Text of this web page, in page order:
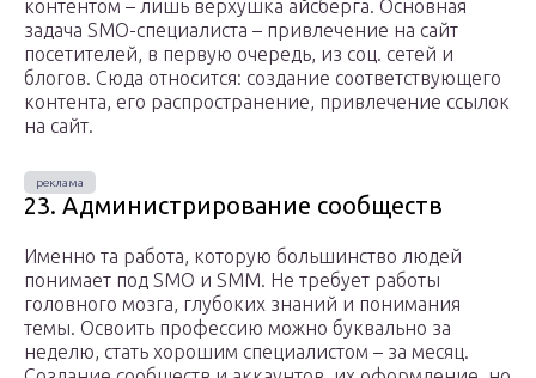
контентом – лишь верхушка айсберга. Основная
задача SMO-специалиста – привлечение на сайт
посетителей, в первую очередь, из соц. сетей и
блогов. Сюда относится: создание соответствующего
контента, его распространение, привлечение ссылок
на сайт.
23. Администрирование сообществ
Именно та работа, которую большинство людей
понимает под SMO и SMM. Не требует работы
головного мозга, глубоких знаний и понимания
темы. Освоить профессию можно буквально за
неделю, стать хорошим специалистом – за месяц.